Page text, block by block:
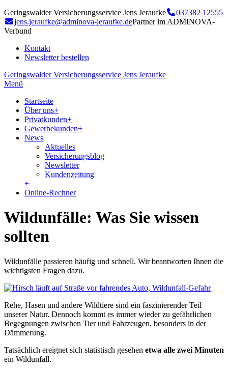
Geringswalder Versicherungsservice Jens Jeraufke
037382 12555
jens.jeraufke@adminova-jeraufke.dePartner im ADMINOVA-
Verbund
Kontakt
Newsletter bestellen
Geringswalder Versicherungsservice Jens Jeraufke
Menü
Startseite
Über uns+
Privatkunden+
Gewerbekunden+
News
Aktuelles
Versicherungsblog
Newsletter
Kundenzeitung
+
Online-Rechner
Wildunfälle: Was Sie wissen
sollten
Wildunfälle passieren häufig und schnell. Wir beantworten Ihnen die
wichtigsten Fragen dazu.
Rehe, Hasen und andere Wildtiere sind ein faszinierender Teil
unserer Natur. Dennoch kommt es immer wieder zu gefährlichen
Begegnungen zwischen Tier und Fahrzeugen, besonders in der
Dämmerung.
Tatsächlich ereignet sich statistisch gesehen etwa alle zwei Minuten
ein Wildunfall.